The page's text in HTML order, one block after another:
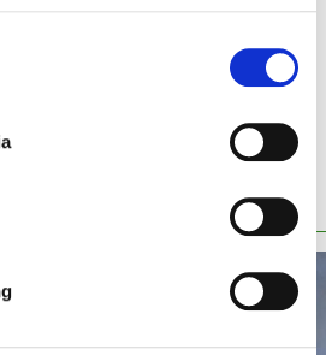
BE INTERESTED